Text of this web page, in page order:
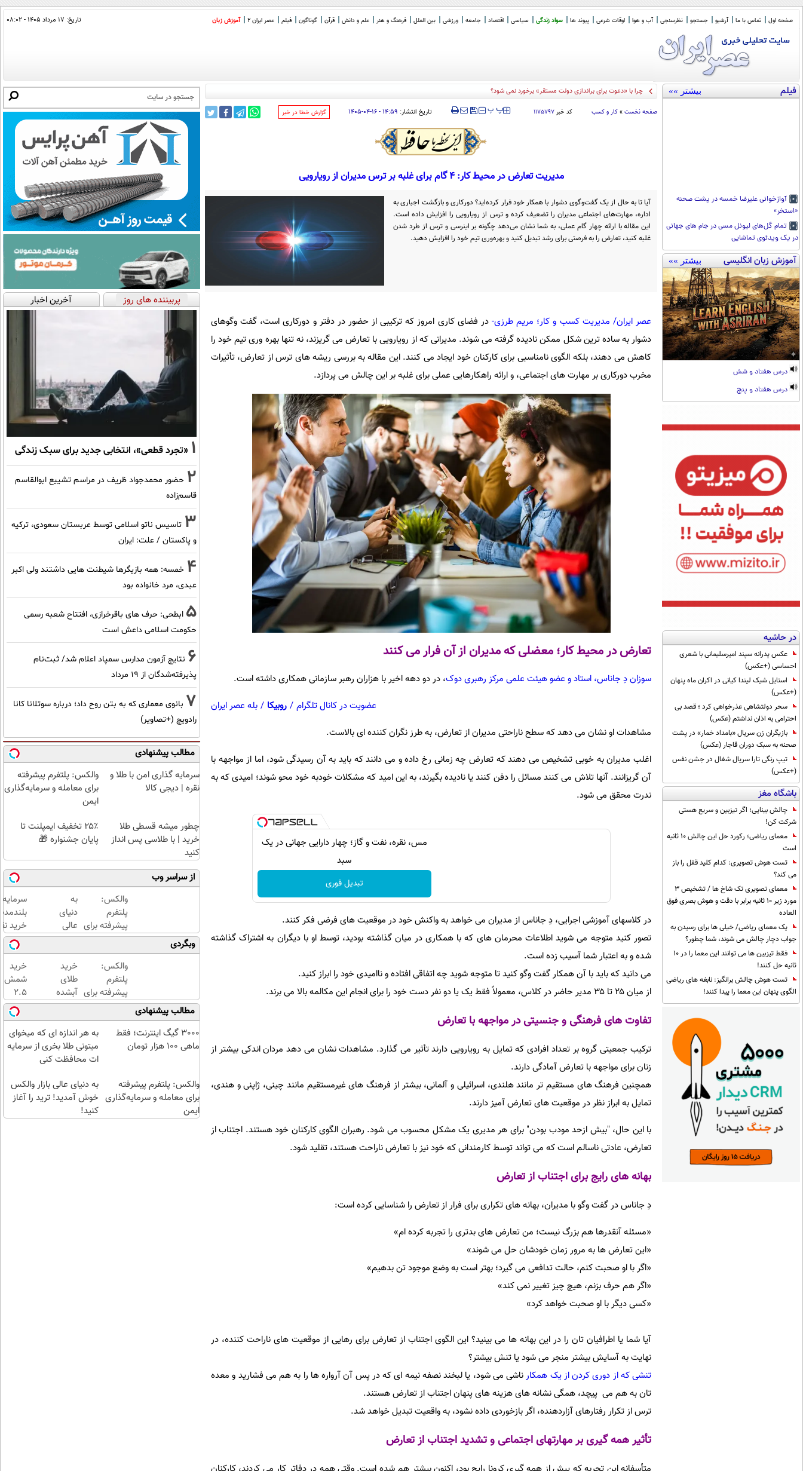
صفحه اول تماس با ما آرشیو جستجو نظرسنجی آب و هوا اوقات شرعی پیوند ها سواد زندگی سیاسی اقتصاد جامعه ورزشی بین الملل فرهنگ و هنر علم و دانش قرآن گوناگون فیلم عصر ایران 2 آموزش زبان تاریخ: ۱۷ مرداد ۱۴۰۵ - ۰۸:۰۲
فیلم بیشتر »»
آوازخوانی علیرضا خمسه در پشت صحنه
«استخر»
تمام گل‌های لیونل مسی در جام های جهانی
در یک ویدئوی تماشایی
آموزش زبان انگلیسی بیشتر »»
درس هفتاد و شش
درس هفتاد و پنج
در حاشیه
عکس پدرانه سپند امیرسلیمانی با شعری
احساسی (+عکس)
استایل شیک لیندا کیانی در اکران ماه پنهان
(+عکس)
سحر دولتشاهی عذرخواهی کرد ؛ قصد بی
احترامی به اذان نداشتم (عکس)
بازیگران زن سریال «بامداد خمار» در پشت
صحنه به سبک دوران قاجار (عکس)
تیپ رنگی تارا سریال شغال در جشن نفس
(+عکس)
باشگاه مغز
چالش بینایی؛ اگر تیزبین و سریع هستی
شرکت کن!
معمای ریاضی؛ رکورد حل این چالش 10 ثانیه
است
تست هوش تصویری: کدام کلید قفل را باز
می کند؟
معمای تصویری تک شاخ ها / تشخیص 3
مورد زیر 10 ثانیه برابر با دقت و هوش بصری فوق
العاده
یک معمای ریاضی/ خیلی ها برای رسیدن به
جواب دچار چالش می شوند، شما چطور؟
فقط تیزبین ها می توانند این معما را در 10
ثانیه حل کنند!
تست هوش چالش برانگیز: نابغه های ریاضی
الگوی پنهان این معما را پیدا کنند!
صدور حکم ش_
صفحه نخست » کار و کسب کد خبر۱۱۷۵۷۹۷ ‍‍‍ پپ تاریخ انتشار: ۱۴:۵۹ - ۱۶-۰۴-۱۴۰۵ ‌گزارش خطا در خبر
مدیریت تعارض در محیط کار: ۴ گام برای غلبه بر ترس مدیران از رویارویی
آیا تا به حال از یک گفت‌وگوی دشوار با همکار خود فرار کرده‌اید؟ دورکاری و بازگشت اجباری به
اداره، مهارت‌های اجتماعی مدیران را تضعیف کرده و ترس از رویارویی را افزایش داده است.
این مقاله با ارائه چهار گام عملی، به شما نشان می‌دهد چگونه بر اینرسی و ترس از طرد شدن
غلبه کنید، تعارض را به فرصتی برای رشد تبدیل کنید و بهره‌وری تیم خود را افزایش دهید.
عصر ایران/ مدیریت کسب و کار؛ مریم طرزی-در فضای کاری امروز که ترکیبی از حضور در دفتر و دورکاری است، گفت وگوهای
دشوار به ساده ترین شکل ممکن نادیده گرفته می شوند. مدیرانی که از رویارویی با تعارض می گریزند، نه تنها بهره وری تیم خود را
کاهش می دهند، بلکه الگوی نامناسبی برای کارکنان خود ایجاد می کنند. این مقاله به بررسی ریشه های ترس از تعارض، تأثیرات
مخرب دورکاری بر مهارت های اجتماعی، و ارائه راهکارهایی عملی برای غلبه بر این چالش می پردازد.
تعارض در محیط کار؛ معضلی که مدیران از آن فرار می کنند
سوزان دِ جاناس، استاد و عضو هیئت علمی مرکز رهبری دوک، در دو دهه اخیر با هزاران رهبر سازمانی همکاری داشته است.
عضویت در کانال تلگرام / روبیکا / بله عصر ایران
مشاهدات او نشان می دهد که سطح ناراحتی مدیران از تعارض، به طرز نگران کننده ای بالاست.
اغلب مدیران به خوبی تشخیص می دهند که تعارض چه زمانی رخ داده و می دانند که باید به آن رسیدگی شود، اما از مواجهه با
آن گریزانند. آنها تلاش می کنند مسائل را دفن کنند یا نادیده بگیرند، به این امید که مشکلات خودبه خود محو شوند؛ امیدی که به
ندرت محقق می شود.
مس، نقره، نفت و گاز؛ چهار دارایی جهانی در یک
سبد
تبدیل فوری
در کلاسهای آموزشی اجرایی، دِ جاناس از مدیران می خواهد به واکنش خود در موقعیت های فرضی فکر کنند.
تصور کنید متوجه می شوید اطلاعات محرمان های که با همکاری در میان گذاشته بودید، توسط او با دیگران به اشتراک گذاشته
شده و به اعتبار شما آسیب زده است.
می دانید که باید با آن همکار گفت وگو کنید تا متوجه شوید چه اتفاقی افتاده و ناامیدی خود را ابراز کنید.
از میان ۲۵ تا ۳۵ مدیر حاضر در کلاس، معمولاً فقط یک یا دو نفر دست خود را برای انجام این مکالمه بالا می برند.
تفاوت های فرهنگی و جنسیتی در مواجهه با تعارض
ترکیب جمعیتی گروه بر تعداد افرادی که تمایل به رویارویی دارند تأثیر می گذارد. مشاهدات نشان می دهد مردان اندکی بیشتر از
زنان برای مواجهه با تعارض آمادگی دارند.
همچنین فرهنگ های مستقیم تر مانند هلندی، اسرائیلی و آلمانی، بیشتر از فرهنگ های غیرمستقیم مانند چینی، ژاپنی و هندی،
تمایل به ابراز نظر در موقعیت های تعارض آمیز دارند.
با این حال، "بیش ازحد مودب بودن" برای هر مدیری یک مشکل محسوب می شود. رهبران الگوی کارکنان خود هستند. اجتناب از
تعارض، عادتی ناسالم است که می تواند توسط کارمندانی که خود نیز با تعارض ناراحت هستند، تقلید شود.
بهانه های رایج برای اجتناب از تعارض
دِ جاناس در گفت وگو با مدیران، بهانه های تکراری برای فرار از تعارض را شناسایی کرده است:
«مسئله آنقدرها هم بزرگ نیست؛ من تعارض های بدتری را تجربه کرده ام»
«این تعارض ها به مرور زمان خودشان حل می شوند»
«اگر با او صحبت کنم، حالت تدافعی می گیرد؛ بهتر است به وضع موجود تن بدهیم»
«اگر هم حرف بزنم، هیچ چیز تغییر نمی کند»
«کسی دیگر با او صحبت خواهد کرد»
آیا شما یا اطرافیان تان را در این بهانه ها می بینید؟ این الگوی اجتناب از تعارض برای رهایی از موقعیت های ناراحت کننده، در
نهایت به آسایش بیشتر منجر می شود یا تنش بیشتر؟
تنشی که از دوری کردن از یک همکارناشی می شود، یا لبخند نصفه نیمه ای که در پس آن آرواره ها را به هم می فشارید و معده
تان به هم می پیچد، همگی نشانه های هزینه های پنهان اجتناب از تعارض هستند.
ترس از تکرار رفتارهای آزاردهنده، اگر بازخوردی داده نشود، به واقعیت تبدیل خواهد شد.
تأثیر همه گیری بر مهارتهای اجتماعی و تشدید اجتناب از تعارض
پربیننده های روز آخرین اخبار
1 «تجرد قطعی»، انتخابی جدید برای سبک زندگی
2 حضور محمدجواد ظریف در مراسم تشییع ابوالقاسم
قاسم‌زاده
3 تاسیس ناتو اسلامی توسط عربستان سعودی، ترکیه
و پاکستان / علت: ایران
4 خمسه: همه بازیگرها شیطنت هایی داشتند ولی اکبر
عبدی، مرد خانواده بود
5 ابطحی: حرف های باقرخرازی، افتتاح شعبه رسمی
حکومت اسلامی داعش است
6 نتایج آزمون مدارس سمپاد اعلام شد/ ثبت‌نام
پذیرفته‌شدگان از ۱۹ مرداد
7 بانوی معماری که به بتن روح داد؛ درباره سوتلانا کانا
رادویچ (+تصاویر)
مطالب پیشنهادی
سرمایه گذاری امن با طلا و
نقره | دیجی کالا
والکس: پلتفرم پیشرفته
برای معامله و سرمایه‌گذاری
ایمن
چطور میشه قسطی طلا
خرید | با طلاسی پس انداز
کنید
۲۵٪ تخفیف ایمپلنت تا
پایان جشنواره 🎁
از سراسر وب
والکس:
پلتفرم
پیشرفته برای
معامله و
سرمایه‌گذاری
ایمن
به
دنیای
عالی
بازار
والکس
خوش
آمدید!
ترید را
آغاز
کنید!
خرید
وبگردی
والکس:
پلتفرم
پیشرفته برای
معامله و
سرمایه‌گذاری
ایمن
خرید
طلای
آبشده
حتی با
۱۰۰هزارتومان
خرید
شمش
2.5
گرمی
از
طلاسی
😍
مطالب پیشنهادی
3000 گیگ اینترنت؛ فقط
ماهی 100 هزار تومان
به هر اندازه ای که میخوای
میتونی طلا بخری از سرمایه
ات محافظت کنی
والکس: پلتفرم پیشرفته
برای معامله و سرمایه‌گذاری
ایمن
به دنیای عالی بازار والکس
خوش آمدید! ترید را آغاز
کنید!